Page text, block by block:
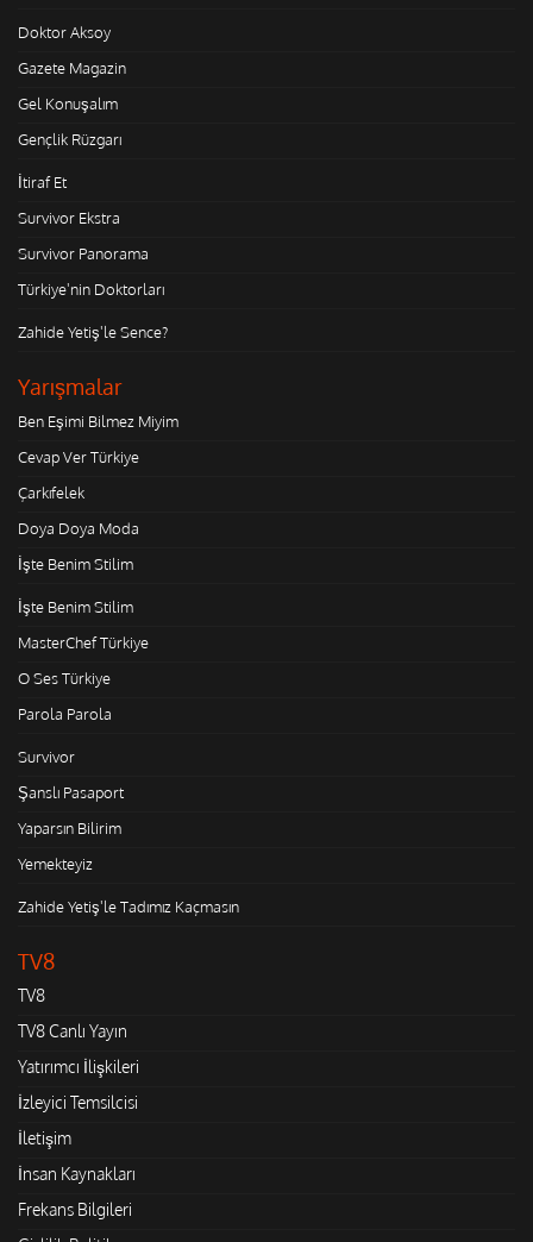
Doktor Aksoy
Gazete Magazin
Gel Konuşalım
Gençlik Rüzgarı
İtiraf Et
Survivor Ekstra
Survivor Panorama
Türkiye'nin Doktorları
Zahide Yetiş'le Sence?
Yarışmalar
Ben Eşimi Bilmez Miyim
Cevap Ver Türkiye
Çarkıfelek
Doya Doya Moda
İşte Benim Stilim
İşte Benim Stilim
MasterChef Türkiye
O Ses Türkiye
Parola Parola
Survivor
Şanslı Pasaport
Yaparsın Bilirim
Yemekteyiz
Zahide Yetiş'le Tadımız Kaçmasın
TV8
TV8
TV8 Canlı Yayın
Yatırımcı İlişkileri
İzleyici Temsilcisi
İletişim
İnsan Kaynakları
Frekans Bilgileri